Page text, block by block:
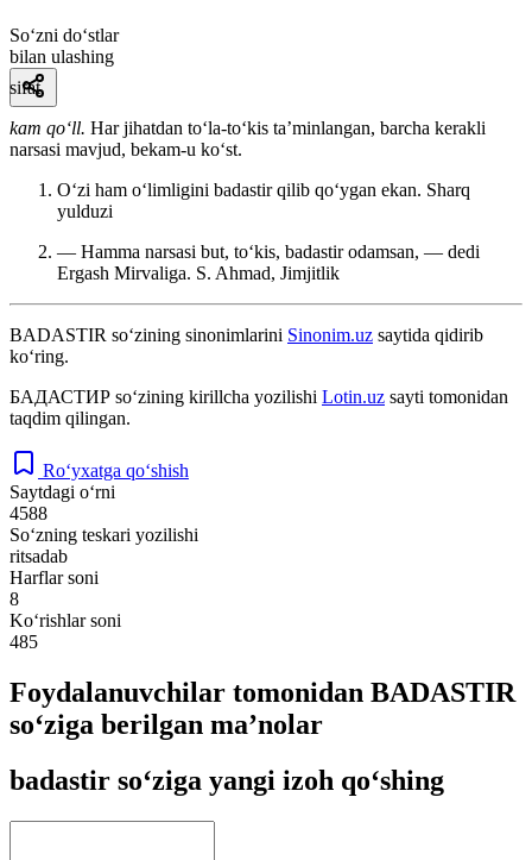
So‘zni do‘stlar
bilan ulashing
sifat
kam qoʻll. Har jihatdan toʻla-toʻkis taʼminlangan, barcha kerakli
narsasi mavjud, bekam-u koʻst.
Oʻzi ham oʻlimligini badastir qilib qoʻygan ekan. Sharq
yulduzi
— Hamma narsasi but, toʻkis, badastir odamsan, — dedi
Ergash Mirvaliga. S. Ahmad, Jimjitlik
BADASTIR so‘zining sinonimlarini Sinonim.uz saytida qidirib
ko‘ring.
БАДАСТИР so‘zining kirillcha yozilishi Lotin.uz sayti tomonidan
taqdim qilingan.
Ro‘yxatga qo‘shish
Saytdagi o‘rni
4588
So‘zning teskari yozilishi
ritsadab
Harflar soni
8
Ko‘rishlar soni
485
Foydalanuvchilar tomonidan BADASTIR
so‘ziga berilgan ma’nolar
badastir so‘ziga yangi izoh qo‘shing